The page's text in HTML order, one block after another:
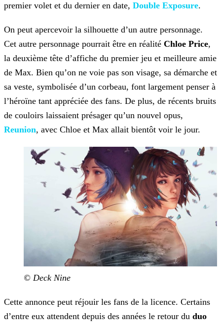
premier volet et du dernier en date, Double Exposure.
On peut apercevoir la silhouette d’un autre personnage.
Cet autre personnage pourrait être en réalité Chloe Price,
la deuxième tête d’affiche du premier jeu et meilleure amie
de Max. Bien qu’on ne voie pas son visage, sa démarche et
sa veste, symbolisée d’un corbeau, font largement penser à
l’héroïne tant appréciée des fans. De plus, de récents bruits
de couloirs laissaient présager qu’un nouvel opus,
Reunion, avec Chloe et Max allait bientôt voir le jour.
© Deck Nine
Cette annonce peut réjouir les fans de la licence. Certains
d’entre eux attendent depuis des années le retour du duo